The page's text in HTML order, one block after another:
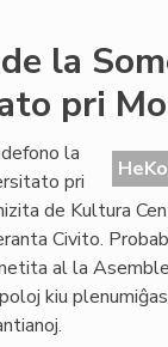
la
pri
la
pri
de Kultura
Civito.
al la
kiu